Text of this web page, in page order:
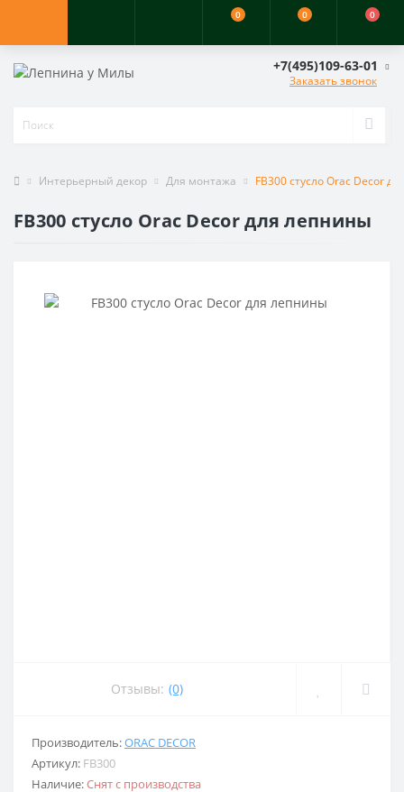
0 0 0
+7(495)109-63-01
Заказать звонок
Интерьерный декор Для монтажа FB300 cтусло Orac Decor
FB300 cтусло Orac Decor для лепнины
Отзывы: (0)
Производитель:ORAC DECOR
Артикул: FB300
Наличие:Снят с производства